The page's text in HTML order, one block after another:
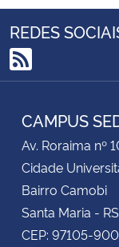
REDES
RSS
CAMPUS
Av. Roraima nº
Cidade
Bairro Camobi
Santa Maria - RS
CEP: 97105-900